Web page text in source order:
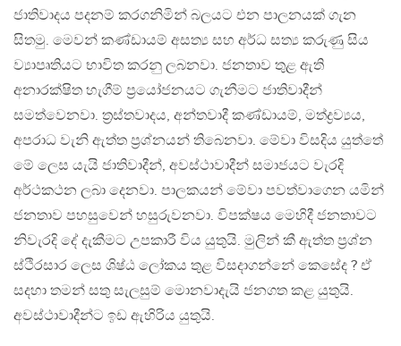
ජාතිවාදය පදනම් කරගනිමින් බලයට එන පාලනයක් ගැන
සිතමු. මෙවන් කණ්ඩායම් අසත්‍ය සහ අර්ධ සත්‍ය කරුණු සිය
ව්‍යාපෘතියට භාවිත කරනු ලබනවා. ජනතාව තුළ ඇති
අනාරක්ෂිත හැගීම් ප්‍රයෝජනයට ගැනීමට ජාතිවාදීන්
සමත්වෙනවා. ත්‍රස්තවාදය, අන්තවාදී කණ්ඩායම්, මත්ද්‍රව්‍යය,
අපරාධ වැනි ඇත්ත ප්‍රශ්නයන් තිබෙනවා. මේවා විසදිය යුත්තේ
මේ ලෙස යැයි ජාතිවාදීන්, අවස්ථාවාදීන් සමාජයට වැරදි
අර්ථකථන ලබා දෙනවා. පාලකයන් මේවා පවත්වාගෙන යමින්
ජනතාව පහසුවෙන් හසුරුවනවා. විපක්ෂය මෙහිදී ජනතාවට
නිවැරදි දේ දැකීමට උපකාරී විය යුතුයි. මුලින් කී ඇත්ත ප්‍රශ්න
ස්ථිරසාර ලෙස ශිෂ්ඨ ලෝකය තුළ විසදාගන්නේ කෙසේද ? ඒ
සදහා තමන් සතු සැලසුම් මොනවාදැයි ජනගත කළ යුතුයි.
අවස්ථාවාදීන්ට ඉඩ ඇහිරිය යුතුයි.